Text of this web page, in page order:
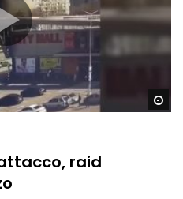
raid